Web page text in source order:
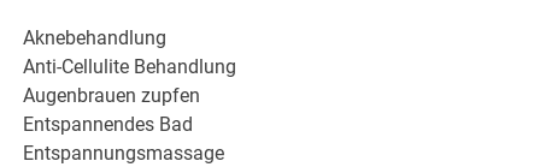
Aknebehandlung
Anti-Cellulite Behandlung
Augenbrauen zupfen
Entspannendes Bad
Entspannungsmassage